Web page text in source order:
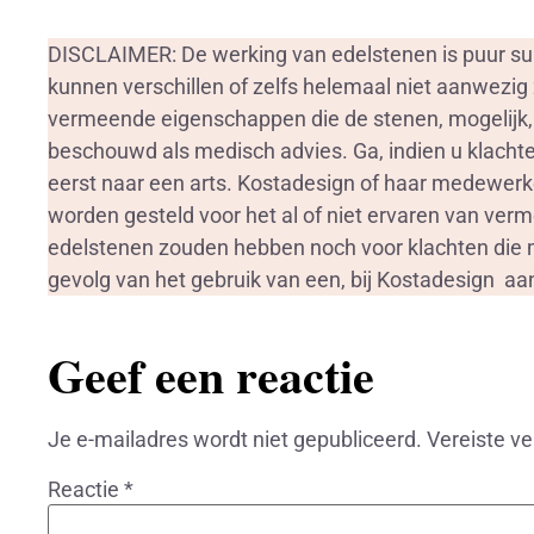
DISCLAIMER: De werking van edelstenen is puur
kunnen verschillen of zelfs helemaal niet aanwezig
vermeende eigenschappen die de stenen,
beschouwd als medisch advies. Ga, indien u
eerst naar een arts. Kostadesign of haar
worden gesteld voor het al of niet ervaren van
edelstenen zouden hebben noch voor klachten
gevolg van het gebruik van een, bij Kostadesign
Geef een reactie
Je e-mailadres wordt niet gepubliceerd. Vereiste
Reactie *